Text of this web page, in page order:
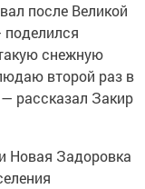
после Великой
поделился
снежную
второй раз в
рассказал Закир
Новая Задоровка